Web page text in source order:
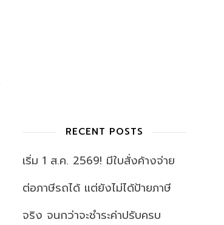
RECENT POSTS
เริ่ม 1 ส.ค. 2569! มีใบสั่งค้างจ่าย
ต่อภาษีรถได้ แต่ยังไม่ได้ป้ายภาษี
จริง จนกว่าจะชำระค่าปรับครบ